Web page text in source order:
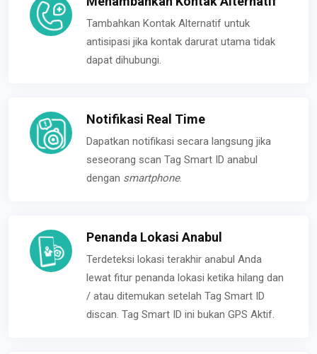
Tambahkan Kontak Alternatif untuk
antisipasi jika kontak darurat utama tidak
dapat dihubungi.
Notifikasi Real Time
Dapatkan notifikasi secara langsung jika
seseorang scan Tag Smart ID anabul
dengan smartphone.
Penanda Lokasi Anabul
Terdeteksi lokasi terakhir anabul Anda
lewat fitur penanda lokasi ketika hilang dan
/ atau ditemukan setelah Tag Smart ID
discan. Tag Smart ID ini bukan GPS Aktif.